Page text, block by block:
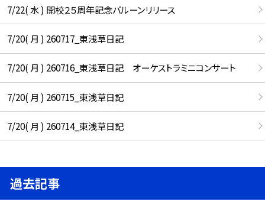
7/22( 水 ) 開校２５周年記念バルーンリリース
7/20( 月 ) 260717_東浅草日記
7/20( 月 ) 260716_東浅草日記 オーケストラミニコンサート
7/20( 月 ) 260715_東浅草日記
7/20( 月 ) 260714_東浅草日記
過去記事